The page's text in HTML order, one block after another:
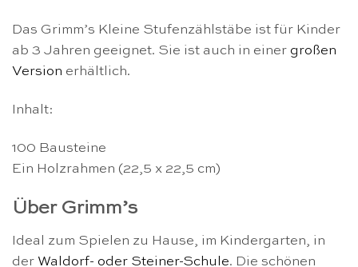
Das Grimm’s Kleine Stufenzählstäbe ist für Kinder
ab 3 Jahren geeignet. Sie ist auch in einer großen
Version erhältlich.
Inhalt:
100 Bausteine
Ein Holzrahmen (22,5 x 22,5 cm)
Über Grimm’s
Ideal zum Spielen zu Hause, im Kindergarten, in
der Waldorf- oder Steiner-Schule. Die schönen